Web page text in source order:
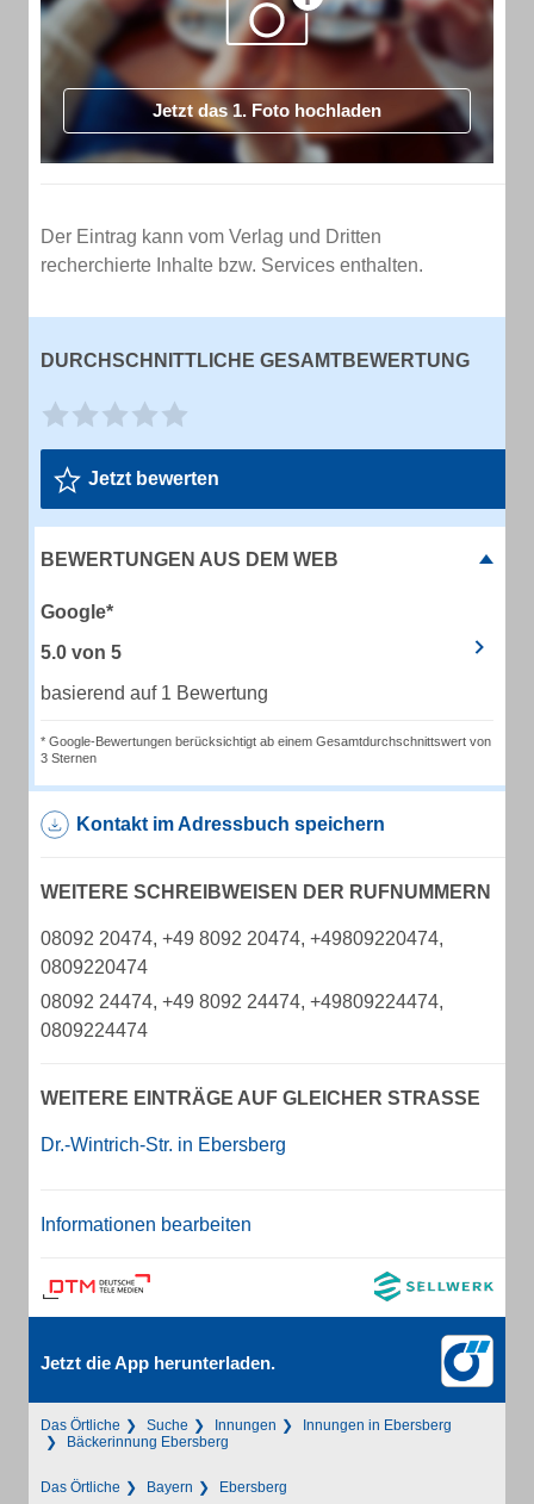
Jetzt das 1. Foto hochladen
Der Eintrag kann vom Verlag und Dritten
recherchierte Inhalte bzw. Services enthalten.
DURCHSCHNITTLICHE GESAMTBEWERTUNG
Jetzt bewerten
BEWERTUNGEN AUS DEM WEB
Google*
5.0 von 5
basierend auf 1 Bewertung
* Google-Bewertungen berücksichtigt ab einem Gesamtdurchschnittswert von
3 Sternen
Kontakt im Adressbuch speichern
WEITERE SCHREIBWEISEN DER RUFNUMMERN
08092 20474, +49 8092 20474, +49809220474,
0809220474
08092 24474, +49 8092 24474, +49809224474,
0809224474
WEITERE EINTRÄGE AUF GLEICHER STRASSE
Dr.-Wintrich-Str. in Ebersberg
Informationen bearbeiten
Jetzt die App herunterladen.
Das Örtliche Suche Innungen
Innungen in Ebersberg
Bäckerinnung Ebersberg
Das Örtliche Bayern Ebersberg